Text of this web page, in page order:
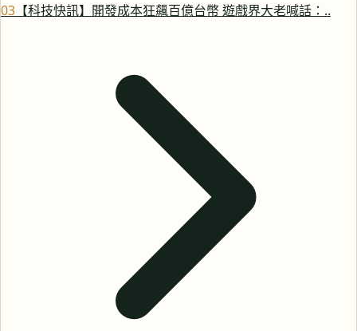
03 【科技快訊】開發成本狂飆百億台幣 遊戲界大老喊話：..